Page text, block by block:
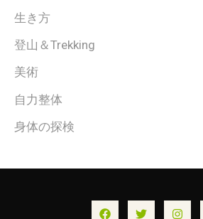
生き方
登山＆Trekking
美術
自力整体
身体の探検